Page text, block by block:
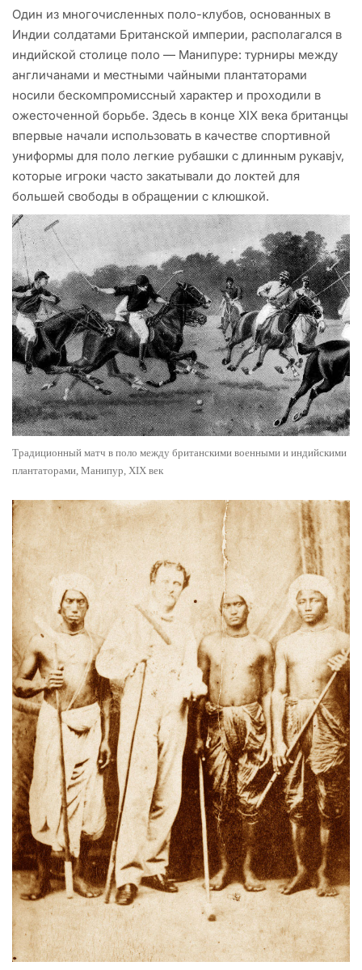
Один из многочисленных поло-клубов, основанных в
Индии солдатами Британской империи, располагался в
индийской столице поло — Манипуре: турниры между
англичанами и местными чайными плантаторами
носили бескомпромиссный характер и проходили в
ожесточенной борьбе. Здесь в конце XIX века британцы
впервые начали использовать в качестве спортивной
униформы для поло легкие рубашки с длинным рукавjv,
которые игроки часто закатывали до локтей для
большей свободы в обращении с клюшкой.
Традиционный матч в поло между британскими военными и индийскими
плантаторами, Манипур, XIX век